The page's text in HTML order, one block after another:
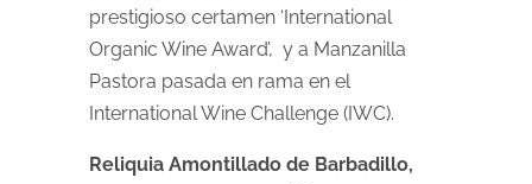
prestigioso certamen ‘International
Organic Wine Award’, y a Manzanilla
Pastora pasada en rama en el
International Wine Challenge (IWC).
Reliquia Amontillado de Barbadillo,